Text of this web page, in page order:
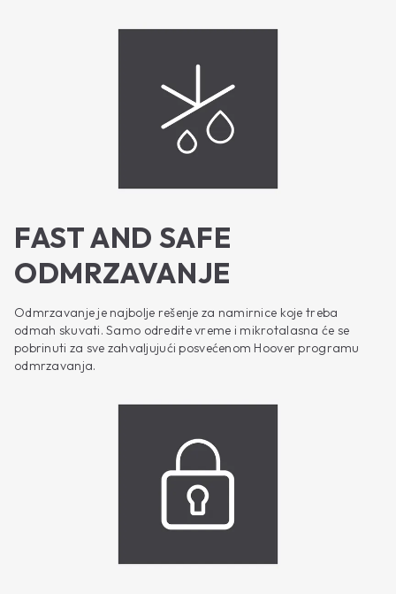
FAST AND SAFE
ODMRZAVANJE
Odmrzavanje je najbolje rešenje za namirnice koje treba
odmah skuvati. Samo odredite vreme i mikrotalasna će se
pobrinuti za sve zahvaljujući posvećenom Hoover programu
odmrzavanja.